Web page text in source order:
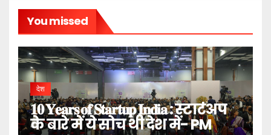
You missed
देश
𝟏𝟎 𝐘𝐞𝐚𝐫𝐬 𝐨𝐟 𝐒𝐭𝐚𝐫𝐭𝐮𝐩 𝐈𝐧𝐝𝐢𝐚 : स्टार्टअप
के बारे में ये सोच थी देश में- PM